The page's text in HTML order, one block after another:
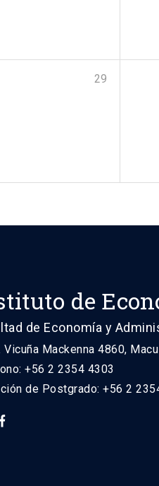
29
de
de Economía y
Vicuña Mackenna 4860,
+56 2 2354 4303
de Postgrado: +56 2